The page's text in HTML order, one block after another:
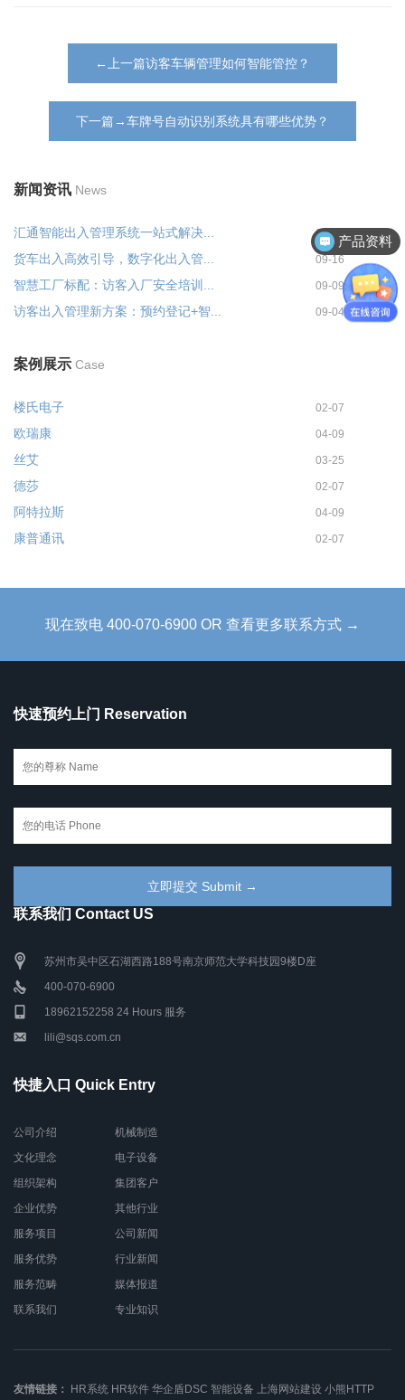
←上一篇访客车辆管理如何智能管控？
下一篇→车牌号自动识别系统具有哪些优势？
新闻资讯 News
汇通智能出入管理系统一站式解决... 09-23
货车出入高效引导，数字化出入管... 09-16
智慧工厂标配：访客入厂安全培训... 09-09
访客出入管理新方案：预约登记+智... 09-04
案例展示 Case
楼氏电子 02-07
欧瑞康 04-09
丝艾 03-25
德莎 02-07
阿特拉斯 04-09
康普通讯 02-07
现在致电 400-070-6900 OR 查看更多联系方式 →
快速预约上门 Reservation
联系我们 Contact US
苏州市吴中区石湖西路188号南京师范大学科技园9楼D座
400-070-6900
18962152258 24 Hours 服务
lili@sqs.com.cn
快捷入口 Quick Entry
公司介绍
文化理念
组织架构
企业优势
服务项目
服务优势
服务范畴
联系我们
机械制造
电子设备
集团客户
其他行业
公司新闻
行业新闻
媒体报道
专业知识
友情链接： HR系统 HR软件 华企盾DSC 智能设备 上海网站建设 小熊HTTP
产品资料